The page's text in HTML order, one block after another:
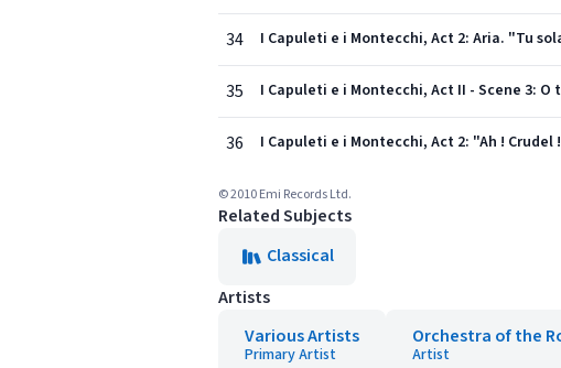
34 I Capuleti e i Montecchi, Act 2: Aria. "Tu
35 I Capuleti e i Montecchi, Act II - Scene 3:
36 I Capuleti e i Montecchi, Act 2: "Ah !
© 2010 Emi Records Ltd.
Related Subjects
Classical
Artists
Various Artists
Primary Artist
Orchestra of the
Artist